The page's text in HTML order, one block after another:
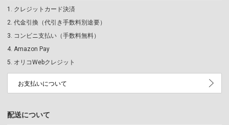
クレジットカード決済
代金引換（代引き手数料別途要）
コンビニ支払い（手数料無料）
Amazon Pay
オリコWebクレジット
お支払いについて
配送について